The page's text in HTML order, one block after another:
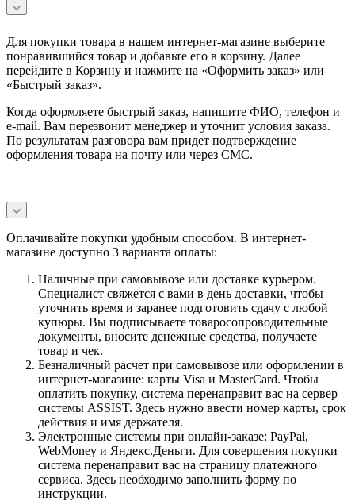
Для покупки товара в нашем интернет-магазине выберите
понравившийся товар и добавьте его в корзину. Далее
перейдите в Корзину и нажмите на «Оформить заказ» или
«Быстрый заказ».
Когда оформляете быстрый заказ, напишите ФИО, телефон и
e-mail. Вам перезвонит менеджер и уточнит условия заказа.
По результатам разговора вам придет подтверждение
оформления товара на почту или через СМС.
Оплачивайте покупки удобным способом. В интернет-
магазине доступно 3 варианта оплаты:
Наличные при самовывозе или доставке курьером.
Специалист свяжется с вами в день доставки, чтобы
уточнить время и заранее подготовить сдачу с любой
купюры. Вы подписываете товаросопроводительные
документы, вносите денежные средства, получаете
товар и чек.
Безналичный расчет при самовывозе или оформлении в
интернет-магазине: карты Visa и MasterCard. Чтобы
оплатить покупку, система перенаправит вас на сервер
системы ASSIST. Здесь нужно ввести номер карты, срок
действия и имя держателя.
Электронные системы при онлайн-заказе: PayPal,
WebMoney и Яндекс.Деньги. Для совершения покупки
система перенаправит вас на страницу платежного
сервиса. Здесь необходимо заполнить форму по
инструкции.